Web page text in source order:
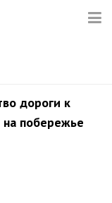
дороги к
на побережье